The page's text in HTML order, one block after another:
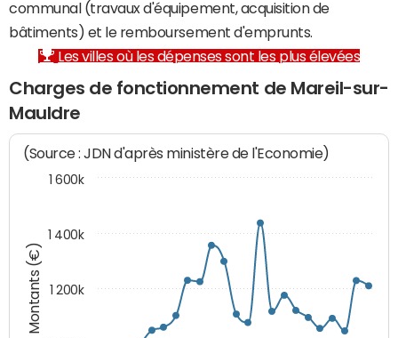
communal (travaux d'équipement, acquisition de
bâtiments) et le remboursement d'emprunts.
Les villes où les dépenses sont les plus élevées
Charges de fonctionnement de Mareil-sur-
Mauldre
Montants (€)
(Source : JDN d'après ministère de l'Economie)
1 200k
1 400k
1 600k